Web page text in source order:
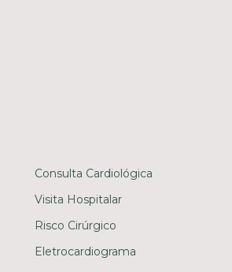
Consulta Cardiológica
Visita Hospitalar
Risco Cirúrgico
Eletrocardiograma